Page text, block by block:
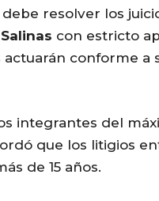
debe resolver los
con estricto
conforme a
integrantes del
que los litigios
de 15 años.